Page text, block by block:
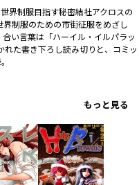
界制服目指す秘密結社アクロスの
制服のための市街征服をめざし
い言葉は「ハーイル・イルパラッ
た書き下ろし読み切りと、コミッ
もっと見る